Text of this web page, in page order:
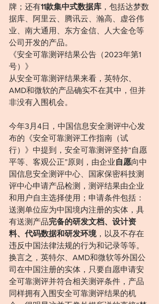
牌；还有11款集中式数据库 ，包括达梦数
据库、阿里云、腾讯云、瀚高、虚谷伟
业、南大通用、东方金信、人大金仓等
公司开发的产品。
《安全可靠测评结果公告（2023年第1
号）》
从安全可靠测评结果来看，英特尔、
AMD和微软的产品确实不在其中，但并
非没有入围机会。
今年3月4日，中国信息安全测评中心发
布的《安全可靠测评工作指南（试
行）》中提到，安全可靠测评坚持“自愿
平等、客观公正”原则，由企业自愿向中
国信息安全测评中心、国家保密科技测
评中心申请产品检测，测评结果由企业
和用户自主选择使用；申请条件包括：
送测单位应为中国境内注册的实体，具
有送测产品完备的研发文档、设计资
料、代码数据和研发环境，以及不存在
违反中国法律法规的行为和记录等等。
换言之，英特尔、AMD和微软等外国公
司在中国注册的实体，只要自愿申请安
全可靠测评并符合相关测评条件，产品
同样拥有入围安全可靠测评结果的机